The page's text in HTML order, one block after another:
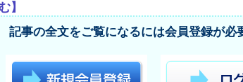
】
記事の全文をご覧になるには会員登録が必